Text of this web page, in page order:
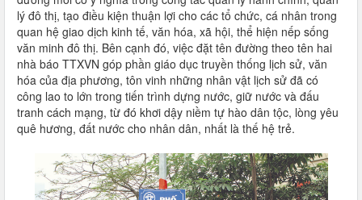
lý đô thị, tạo điều kiện thuận lợi cho các tổ chức, cá nhân trong
quan hệ giao dịch kinh tế, văn hóa, xã hội, thể hiện nếp sống
văn minh đô thị. Bên cạnh đó, việc đặt tên đường theo tên hai
nhà báo TTXVN góp phần giáo dục truyền thống lịch sử, văn
hóa của địa phương, tôn vinh những nhân vật lịch sử đã có
công lao to lớn trong tiến trình dựng nước, giữ nước và đấu
tranh cách mạng, từ đó khơi dậy niềm tự hào dân tộc, lòng yêu
quê hương, đất nước cho nhân dân, nhất là thế hệ trẻ.